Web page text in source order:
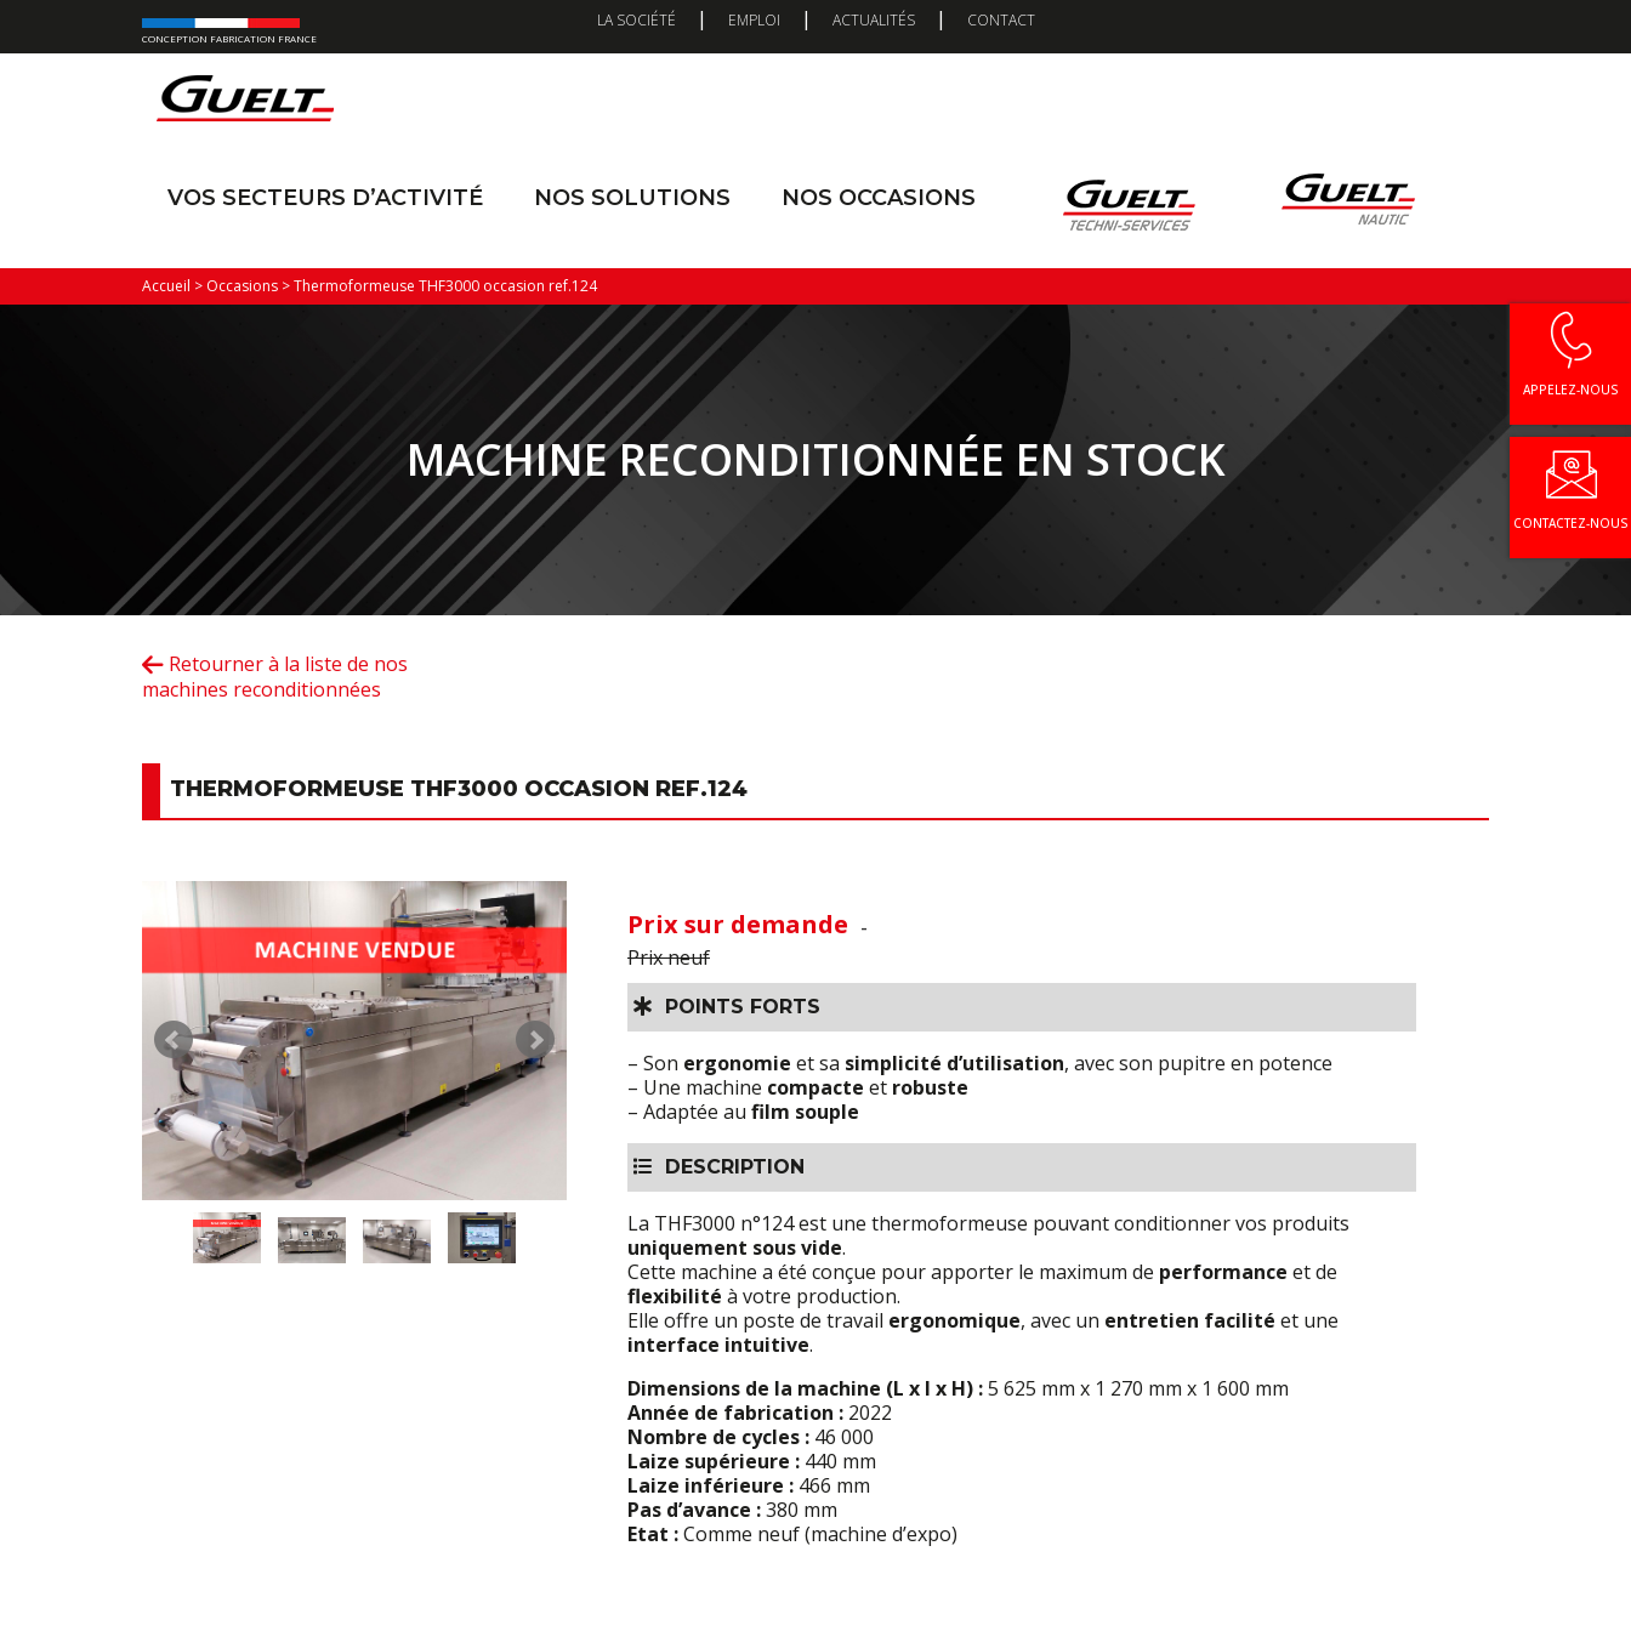
CONCEPTION FABRICATION FRANCE
LA SOCIÉTÉ | EMPLOI | ACTUALITÉS | CONTACT
VOS SECTEURS D’ACTIVITÉ NOS SOLUTIONS NOS OCCASIONS
Accueil > Occasions >Thermoformeuse THF3000 occasion ref.124
MACHINE RECONDITIONNÉE EN STOCK
APPELEZ-NOUS
CONTACTEZ-NOUS
Retourner à la liste de nos
machines reconditionnées
THERMOFORMEUSE THF3000 OCCASION REF.124
Prix sur demande -
Prix neuf
POINTS FORTS
– Son ergonomie et sa simplicité d’utilisation, avec son pupitre en potence
– Une machine compacte et robuste
– Adaptée au film souple
DESCRIPTION
La THF3000 n°124 est une thermoformeuse pouvant conditionner vos produits
uniquement sous vide.
Cette machine a été conçue pour apporter le maximum de performance et de
flexibilité à votre production.
Elle offre un poste de travail ergonomique, avec un entretien facilité et une
interface intuitive.
Dimensions de la machine (L x l x H) :5 625 mm x 1 270 mm x 1 600 mm
Année de fabrication : 2022
Nombre de cycles : 46 000
Laize supérieure : 440 mm
Laize inférieure : 466 mm
Pas d’avance :380 mm
Etat :Comme neuf (machine d’expo)